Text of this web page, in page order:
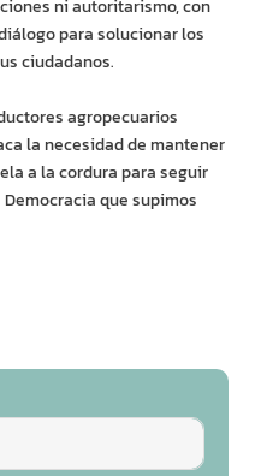
ni autoritarismo, con
para solucionar los
ciudadanos.
agropecuarios
la necesidad de mantener
a la cordura para seguir
que supimos